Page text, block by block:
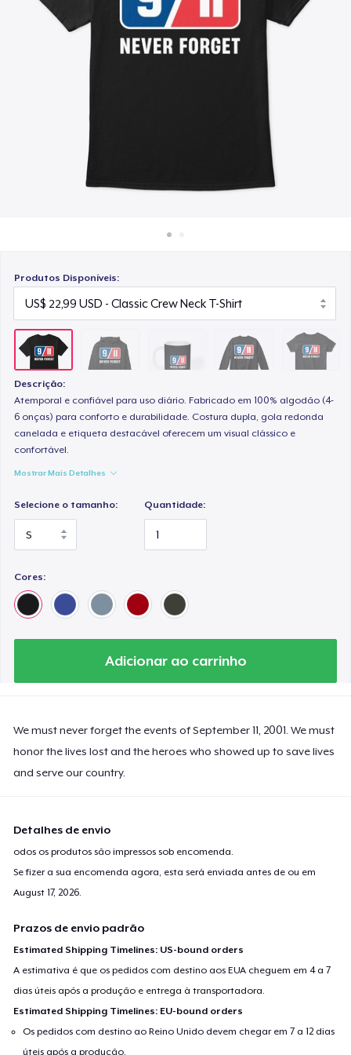
Venda em todo lugar
Produtos Disponíveis:
Descrição:
Atemporal e confiável para uso diário. Fabricado em 100% algodão (4-
6 onças) para conforto e durabilidade. Costura dupla, gola redonda
canelada e etiqueta destacável oferecem um visual clássico e
confortável.
Mostrar Mais Detalhes
Selecione o tamanho: Quantidade:
Cores:
Adicionar ao carrinho
We must never forget the events of September 11, 2001. We must
honor the lives lost and the heroes who showed up to save lives
and serve our country.
Detalhes de envio
odos os produtos são impressos sob encomenda.
Se fizer a sua encomenda agora, esta será enviada antes de ou em
August 17, 2026.
Prazos de envio padrão
Estimated Shipping Timelines: US-bound orders
A estimativa é que os pedidos com destino aos EUA cheguem em 4 a 7
dias úteis após a produção e entrega à transportadora.
Estimated Shipping Timelines: EU-bound orders
Os pedidos com destino ao Reino Unido devem chegar em 7 a 12 dias
úteis após a produção.
US$ 15,99
Unisex Classic Crewneck Sweatshirt
Women's Classic Tee
US$ 23,99
Classic Long Sleeve Tee